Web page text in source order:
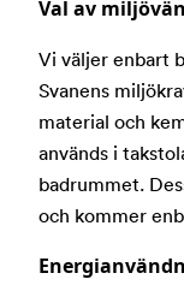
Val av
Vi väljer enbart
Svanens
material och
används i
badrummet.
och kommer